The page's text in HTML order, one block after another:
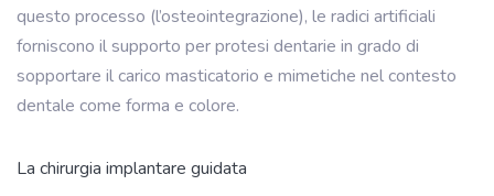
questo processo (l’osteointegrazione), le radici artificiali
forniscono il supporto per protesi dentarie in grado di
sopportare il carico masticatorio e mimetiche nel contesto
dentale come forma e colore.
La chirurgia implantare guidata